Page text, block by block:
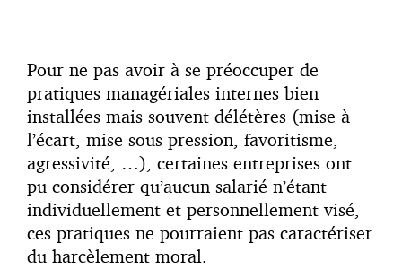
Pour ne pas avoir à se préoccuper de
pratiques managériales internes bien
installées mais souvent délétères (mise à
l’écart, mise sous pression, favoritisme,
agressivité, …), certaines entreprises ont
pu considérer qu’aucun salarié n’étant
individuellement et personnellement visé,
ces pratiques ne pourraient pas caractériser
du harcèlement moral.